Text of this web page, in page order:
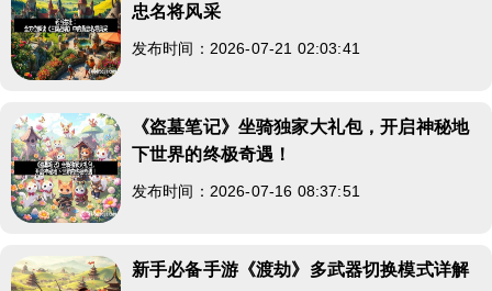
忠名将风采
发布时间：2026-07-21 02:03:41
《盗墓笔记》坐骑独家大礼包，开启神秘地
下世界的终极奇遇！
发布时间：2026-07-16 08:37:51
新手必备手游《渡劫》多武器切换模式详解